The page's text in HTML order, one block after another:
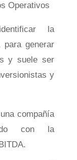
Operativos
la
para generar
y suele ser
y
compañía
con la